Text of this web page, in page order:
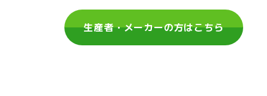
生産者・メーカーの方はこちら